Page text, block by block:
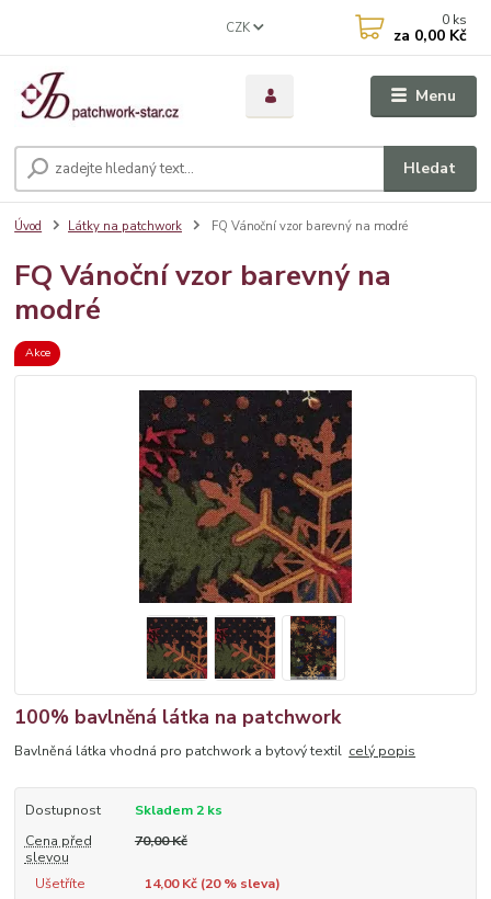
Menu
CZK
Hledat
0 ks
za 0,00 Kč
Úvod Látky na patchwork FQ Vánoční vzor barevný na modré
FQ Vánoční vzor barevný na
modré
Akce
100% bavlněná látka na patchwork
Bavlněná látka vhodná pro patchwork a bytový textil celý popis
Dostupnost
Skladem 2 ks
Cena před
slevou
70,00 Kč
Ušetříte 14,00 Kč (20% sleva)